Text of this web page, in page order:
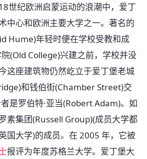
世纪欧洲启蒙运动的浪潮中，爱丁
中心和欧洲主要大学之一。著名的
Hume)年轻时便在学校受教和成
(Old College)兴建之前，学校并没
这座建筑物仍然屹立于爱丁堡老城
和钱伯街(Chamber Street)交
是罗伯特·亚当(Robert Adam)。如
素集团(Russell Group)(成员大学都
国大学)的成员。在 2005 年，它被
报评为年度苏格兰大学。爱丁堡大